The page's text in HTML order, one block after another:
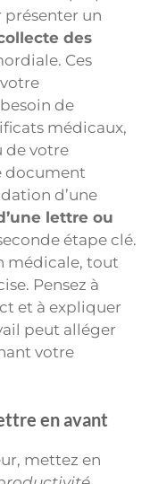
présenter un
des
Ces
de
médicaux,
de votre
document
d’une
lettre ou
étape clé.
médicale, tout
Pensez à
et à expliquer
peut alléger
votre
en avant
mettez en